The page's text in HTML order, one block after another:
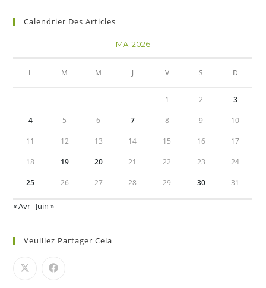
Calendrier Des Articles
MAI 2026
L M M J V S D
1 2 3
4 5 6 7 8 9 10
11 12 13 14 15 16 17
18 19 20 21 22 23 24
25 26 27 28 29 30 31
« Avr Juin »
Veuillez Partager Cela